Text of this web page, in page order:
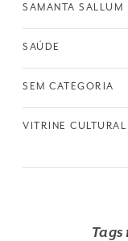
SAMANTA SALLUM
SAÚDE
SEM CATEGORIA
VITRINE CULTURAL